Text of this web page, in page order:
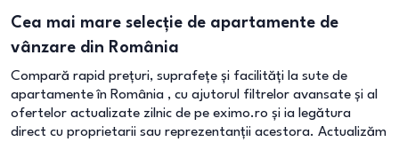
Cea mai mare selecție de apartamente de
vânzare din România
Compară rapid prețuri, suprafețe și facilități la sute de
apartamente în România , cu ajutorul filtrelor avansate și al
ofertelor actualizate zilnic de pe eximo.ro și ia legătura
direct cu proprietarii sau reprezentanții acestora. Actualizăm